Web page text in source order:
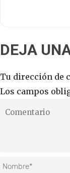
DEJA
Tu dirección de
Los campos